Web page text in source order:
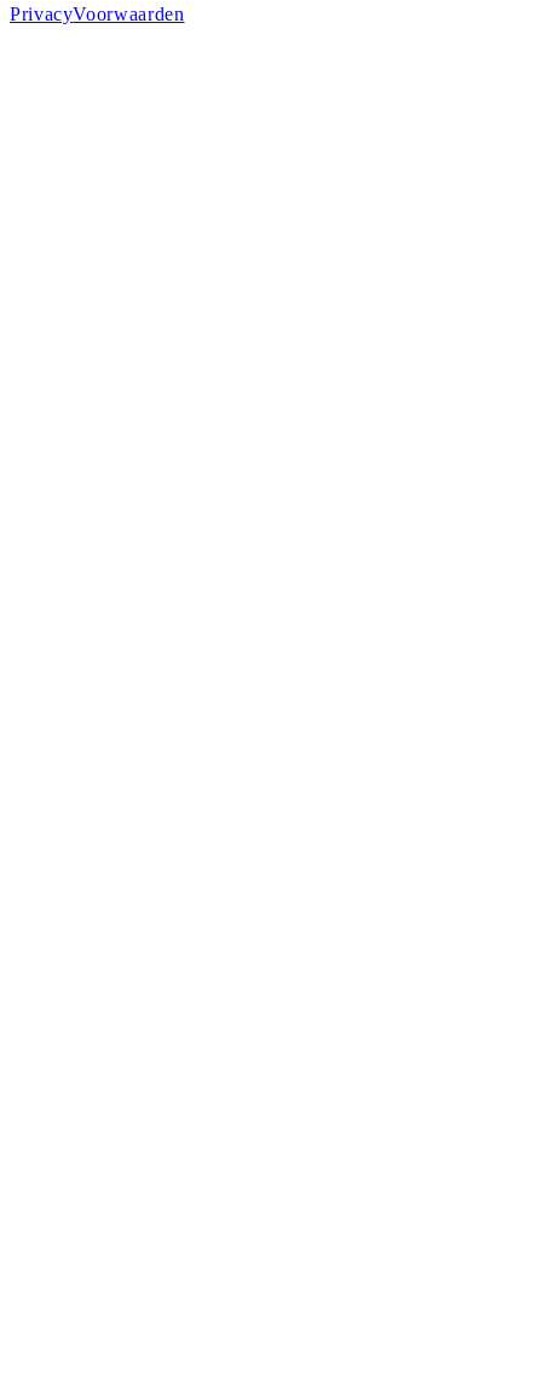
PrivacyVoorwaarden